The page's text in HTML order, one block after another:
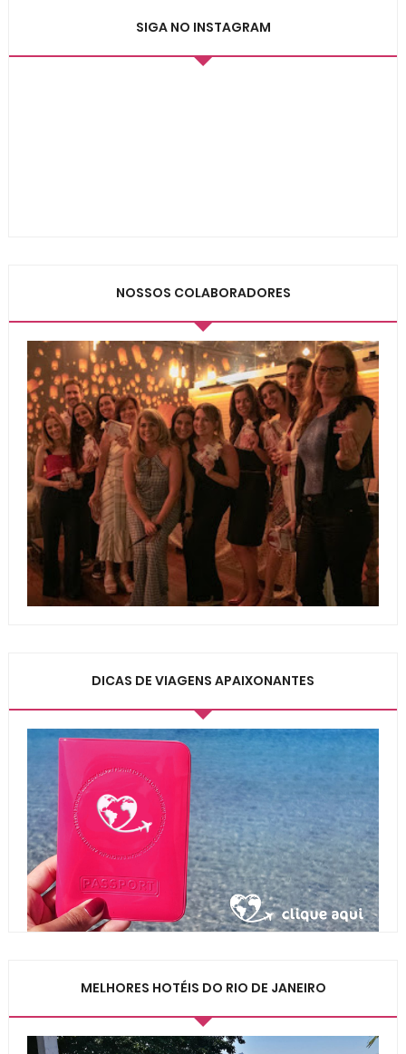
SIGA NO INSTAGRAM
NOSSOS COLABORADORES
DICAS DE VIAGENS APAIXONANTES
MELHORES HOTÉIS DO RIO DE JANEIRO